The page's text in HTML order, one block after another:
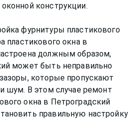
конструкции.
фурнитуры пластикового
пластикового окна в
должным образом,
может быть неправильно
которые пропускают
шум. В этом случае ремонт
окна в Петроградский
правильную настройку